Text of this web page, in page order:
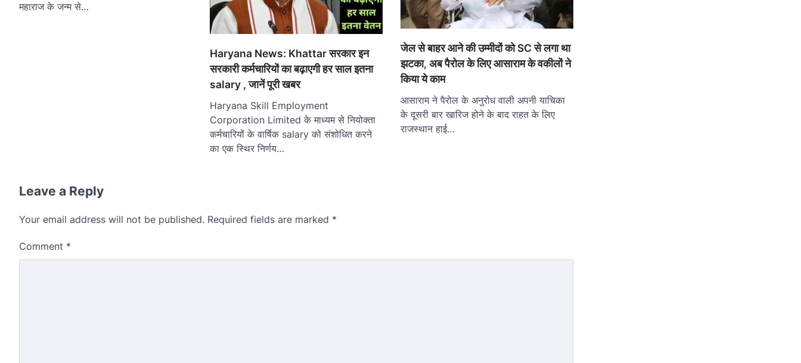
महाराज के जन्म से…
Haryana News: Khattar सरकार इन
सरकारी कर्मचारियों का बढ़ाएगी हर साल इतना
salary , जानें पूरी खबर
Haryana Skill Employment
Corporation Limited के माध्यम से नियोक्ता
कर्मचारियों के वार्षिक salary को संशोधित करने
का एक स्थिर निर्णय…
जेल से बाहर आने की उम्मीदों को SC से लगा था
झटका, अब पैरोल के लिए आसाराम के वकीलों ने
किया ये काम
आसाराम ने पैरोल के अनुरोध वाली अपनी याचिका
के दूसरी बार खारिज होने के बाद राहत के लिए
राजस्थान हाई…
Leave a Reply
Your email address will not be published. Required fields are marked *
Comment *